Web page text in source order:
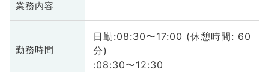
業務内容
勤務時間
日勤:08:30〜17:00 (休憩時間: 60
分)
:08:30〜12:30